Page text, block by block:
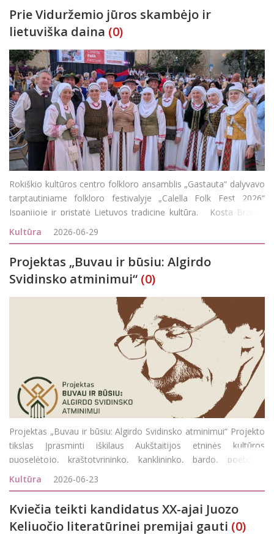
Prie Viduržemio jūros skambėjo ir
lietuviška daina (0)
Rokiškio kultūros centro folkloro ansamblis „Gastauta“ dalyvavo
tarptautiniame folkloro festivalyje „Calella Folk Fest 2026“
Ispanijoje ir pristatė Lietuvos tradicinę kultūrą. Kosta Bravos
pakrantėje vykstantis festivalis subūrė daugiau kaip 2 000 dalyvi
Kultūra 2026-06-29
Projektas „Buvau ir būsiu: Algirdo
Svidinsko atminimui“ (0)
Projektas „Buvau ir būsiu: Algirdo Svidinsko atminimui“ Projekto
tikslas Įprasminti iškilaus Aukštaitijos etninės kultūros
puoselėtojo, kraštotyrininko, kanklininko, bardo, poeto ir
visuomenininko Algirdo Svidinsko atminimą. Pristatyti jo gausų
Kultūra 2026-06-23
Kviečia teikti kandidatus XX-ajai Juozo
Keliuočio literatūrinei premijai gauti (0)